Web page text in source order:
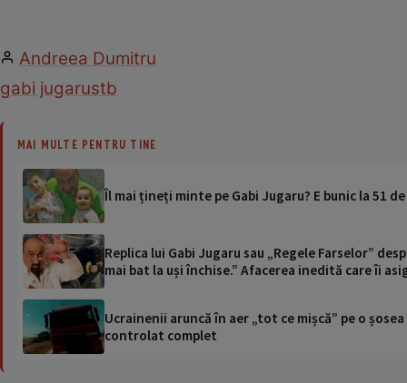
Andreea Dumitru
gabi jugarustb
MAI MULTE PENTRU TINE
Îl mai țineți minte pe Gabi Jugaru? E bunic la 51
Replica lui Gabi Jugaru sau „Regele Farselor”
mai bat la uși închise.” Afacerea inedită care îi
Ucrainenii aruncă în aer „tot ce mișcă” pe o
controlat complet